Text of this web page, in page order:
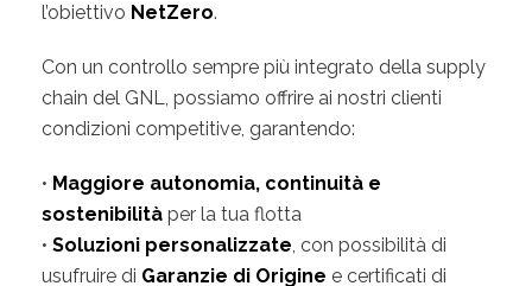
l’obiettivo NetZero.
Con un controllo sempre più integrato della supply
chain del GNL, possiamo offrire ai nostri clienti
condizioni competitive, garantendo:
• Maggiore autonomia, continuità e
sostenibilità per la tua flotta
• Soluzioni personalizzate, con possibilità di
usufruire di Garanzie di Origine e certificati di